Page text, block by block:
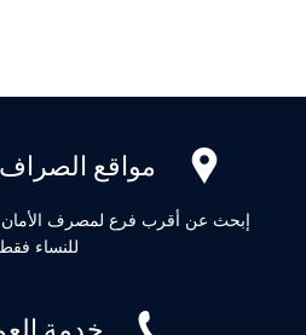
مواقع الصراف
إبحث عن أقرب فرع لمصرف
للنساء